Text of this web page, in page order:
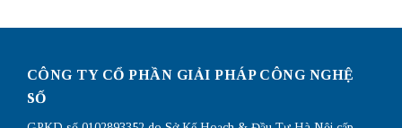
CÔNG TY CỔ PHẦN GIẢI PHÁP CÔNG NGHỆ
SỐ